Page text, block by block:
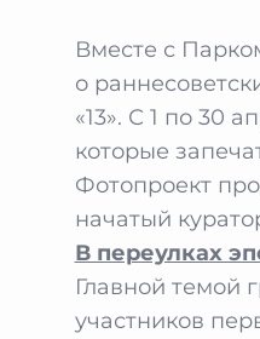
Вместе с
о
«13». С 1 по 30
которые
Фотопроект
начатый
В переулках
Главной темой
участников